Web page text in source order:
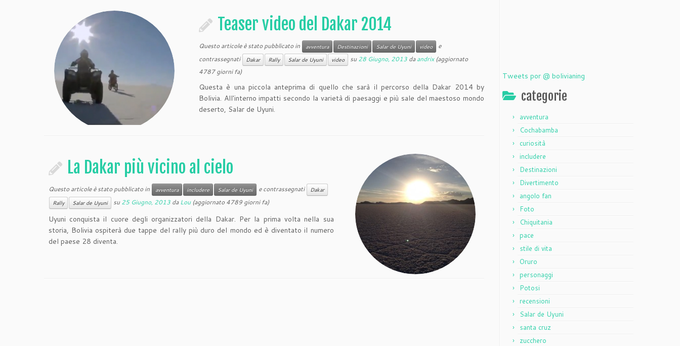
Teaser video del Dakar 2014
Questo articole è stato pubblicato in avventura Destinazioni Salar de Uyuni video
e
contrassegnati
Dakar Rally Salar de Uyuni video su28 Giugno, 2013 daandrix(aggiornato
4787 giorni fa)
Questa è una piccola anteprima di quello che sarà il percorso della Dakar 2014 by
Bolivia. All'interno impatti secondo la varietà di paesaggi e più sale del maestoso mondo
deserto, Salar de Uyuni.
La Dakar più vicino al cielo
Questo articole è stato pubblicato in avventura includere Salar de Uyuni e contrassegnati
Dakar
Rally
Salar de Uyuni su25 Giugno, 2013 daLou(aggiornato 4789 giorni fa)
Uyuni conquista il cuore degli organizzatori della Dakar. Per la prima volta nella sua
storia, Bolivia ospiterà due tappe del rally più duro del mondo ed è diventato il numero
del paese 28 diventa.
Tweets por @ bolivianing
categorie
avventura
Cochabamba
curiosità
includere
Destinazioni
Divertimento
angolo fan
Foto
Chiquitania
pace
stile di vita
Oruro
personaggi
Potosi
recensioni
Salar de Uyuni
santa cruz
zucchero